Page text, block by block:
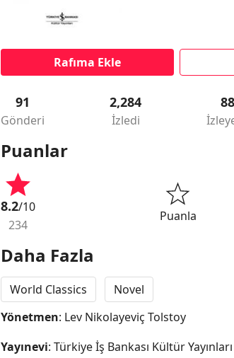
Rafıma Ekle
91
Gönderi
2,284
İzledi
Puanlar
8.2/10
234
Puanla
Daha Fazla
World Classics
Novel
Yönetmen: Lev Nikolayeviç Tolstoy
Yayınevi: Türkiye İş Bankası Kültür Yayınları